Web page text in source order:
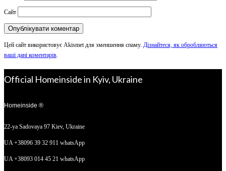
Сайт
Цей сайт використовує Akismet для зменшення спаму. Дізнайтеся, як обробляються
ваші дані коментарів.
Official Homeinside in Kyiv, Ukraine
Homeinside ®
22-ya Sadovaya 97 Kiev, Ukraine
UA +38096 39 32 911 whatsApp
UA +38093 014 45 21 whatsApp